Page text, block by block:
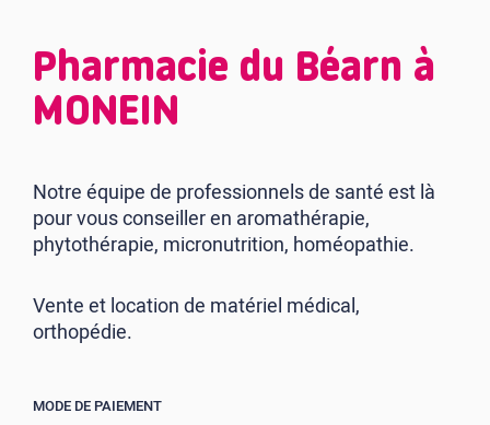
Pharmacie du Béarn à
MONEIN
Notre équipe de professionnels de santé est là
pour vous conseiller en aromathérapie,
phytothérapie, micronutrition, homéopathie.
Vente et location de matériel médical,
orthopédie.
MODE DE PAIEMENT